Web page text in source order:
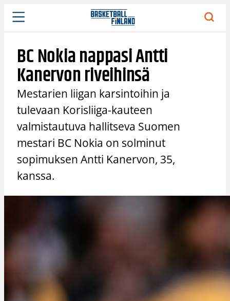
Siirry
sisältöön
BC Nokia nappasi Antti
Kanervon riveihinsä
Mestarien liigan karsintoihin ja
tulevaan Korisliiga-kauteen
valmistautuva hallitseva Suomen
mestari BC Nokia on solminut
sopimuksen Antti Kanervon, 35,
kanssa.